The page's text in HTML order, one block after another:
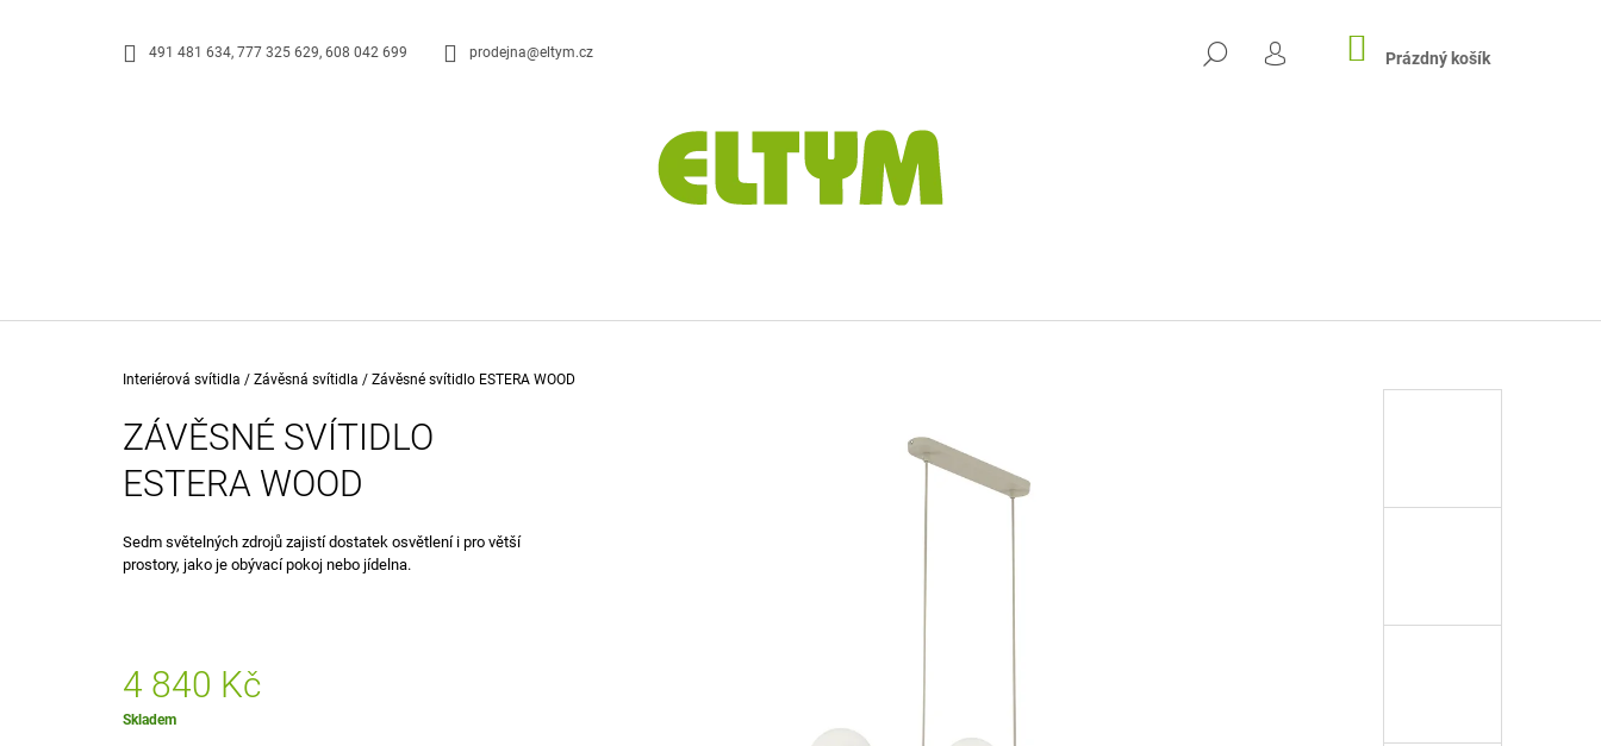
491 481 634, 777 325 629, 608 042 699 prodejna@eltym.cz HLEDAT
PŘIHLÁŠENÍ
NÁKUPNÍ
KOŠÍK
Prázdný košík
Domů
Interiérová svítidla / Závěsná svítidla / Závěsné svítidlo ESTERA WOOD
ZÁVĚSNÉ SVÍTIDLO
ESTERA WOOD
Sedm světelných zdrojů zajistí dostatek osvětlení i pro větší
prostory, jako je obývací pokoj nebo jídelna.
4 840 Kč
Měrná
Skladem
CO POTŘEBUJETE NAJÍT?
DOPORUČUJEME
495 Kč